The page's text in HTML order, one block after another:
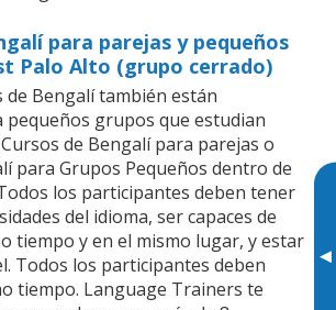
▸
para parejas y pequeños
Palo Alto (grupo cerrado)
Bengalí también están
pequeños grupos que estudian
de Bengalí para parejas o
para Grupos Pequeños dentro de
los participantes deben tener
del idioma, ser capaces de
tiempo y en el mismo lugar, y estar
Todos los participantes deben
tiempo. Language Trainers te